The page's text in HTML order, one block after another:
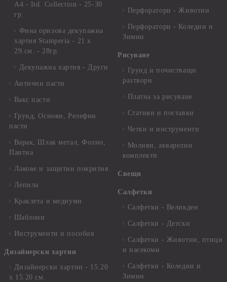
А4 - Itd. Collection - 25-30
гр.
Фина оризова декупажна
хартия Stamperia - 21 х
29.см. - 28гр.
Декупажна хартия - Други
Антични пасти
Вакс пасти
Грунд, Основи, Релефни
пасти
Варак, Шлак метал, Фолио,
Пантна
Лакове и защитни покрития
Лепила
Краклета и медиуми
Шаблони
Инструменти и пособия
Дизайнерски хартии
Дизайнерски хартии - 15.20
х 15.20 см.
Перфоратори - Животни
Перфоратори - Коледни и
Зимни
Рисуване
Грунд и почистващи
разтвори
Платна за рисуване
Стативи и поставки
Четки и инструменти
Моливи, акварелни
комплекти
Свещи
Салфетки
Салфетки - Великден
Салфетки - Детски
Салфетки - Животни, птици
и насекоми
Салфетки - Коледни и
Зимни